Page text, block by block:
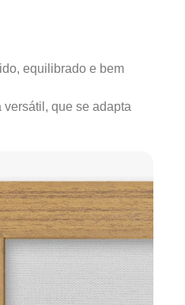
equilibrado e bem
que se adapta